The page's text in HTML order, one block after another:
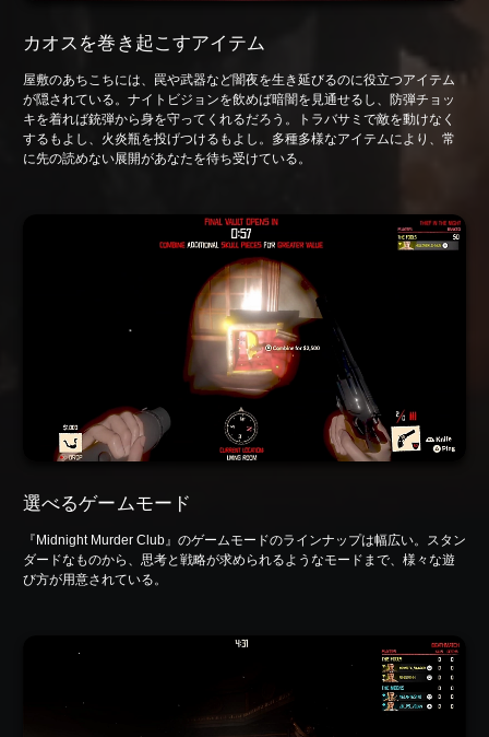
カオスを巻き起こすアイテム
屋敷のあちこちには、罠や武器など闇夜を生き延びるのに役立つアイテム
が隠されている。ナイトビジョンを飲めば暗闇を見通せるし、防弾チョッ
キを着れば銃弾から身を守ってくれるだろう。トラバサミで敵を動けなく
するもよし、火炎瓶を投げつけるもよし。多種多様なアイテムにより、常
に先の読めない展開があなたを待ち受けている。
選べるゲームモード
『Midnight Murder Club』のゲームモードのラインナップは幅広い。スタン
ダードなものから、思考と戦略が求められるようなモードまで、様々な遊
び方が用意されている。